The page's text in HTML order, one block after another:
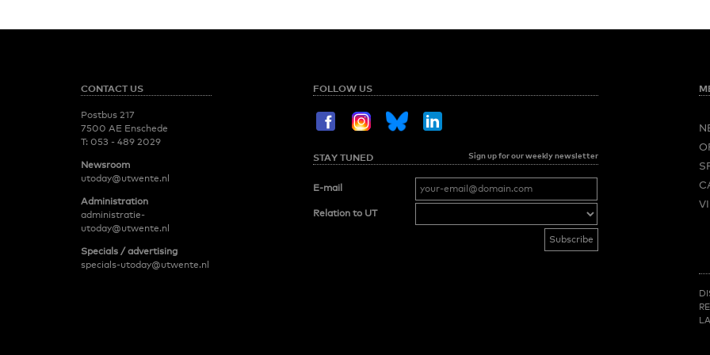
CONTACT US
Postbus 217
7500 AE Enschede
T: 053 - 489 2029
Newsroom
utoday@utwente.nl
Administration
administratie-
utoday@utwente.nl
Specials / advertising
specials-utoday@utwente.nl
FOLLOW US
STAY TUNED Sign up for our weekly newsletter
E-mail
Relation to UT